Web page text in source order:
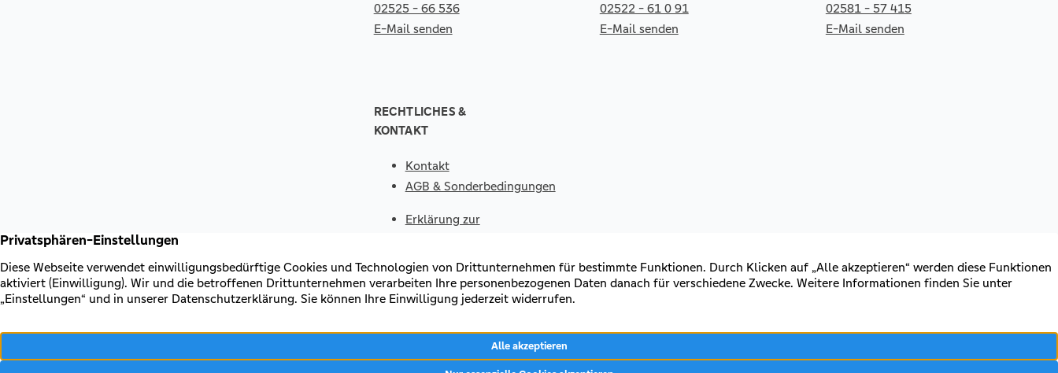
02525 - 66 536
E-Mail senden
02522 - 61 0 91
E-Mail senden
02581 - 57 415
E-Mail senden
RECHTLICHES &
KONTAKT
Kontakt
AGB & Sonderbedingungen
Erklärung zur
Impressum
Datenschutz
WIDERRUFEN